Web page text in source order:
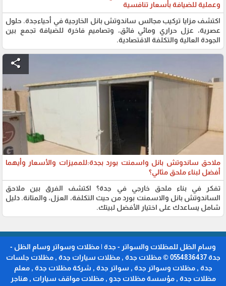
وعملية للضيافة بأسعار تنافسية
اكتشف مزايا تركيب مجالس ساندوتش بانل الخارجية في أحياءجدة. حلول
عصرية، عزل حراري ومائي فائق، وتصاميم فاخرة للضيافة تجمع بين
الجودة العالية والتكلفة الاقتصادية.
share
​ملاحق ساندوتش بانل واسمنت بورد بجدة:للمميزات والأسعار وأيهما
أفضل لبناء ملحق مثالي؟
تفكر في بناء ملحق خارجي في جدة؟ اكتشف الفرق بين ملاحق
الساندوتش بانل والاسمنت بورد من حيث التكلفة، العزل، والمتانة. دليل
شامل يساعدك على اختيار الأفضل لبيتك.
وسام الظل للمظلات والسواتر - جدة | مظلات وسواتر وسام الظل -
جدة 0554836437 © مظلات جدة , مظلات سيارات جدة , مظلات جلسات
جدة , مظلات وسواتر جدة , سواتر جدة , شركة مظلات جدة , معلم
مظلات جدة , مؤسسة مظلات جدو , مظلات مواقف سيارات , هناجر